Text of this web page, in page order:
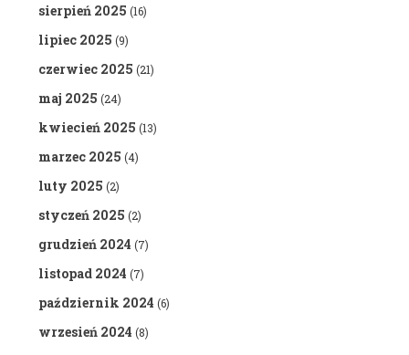
sierpień 2025 (16)
lipiec 2025 (9)
czerwiec 2025 (21)
maj 2025 (24)
kwiecień 2025 (13)
marzec 2025 (4)
luty 2025 (2)
styczeń 2025 (2)
grudzień 2024 (7)
listopad 2024 (7)
październik 2024 (6)
wrzesień 2024 (8)